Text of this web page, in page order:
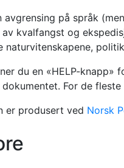
avgrensing på språk
kvalfangst og
naturvitenskapene,
du en «HELP-knapp»
For de
er produsert ved Norsk